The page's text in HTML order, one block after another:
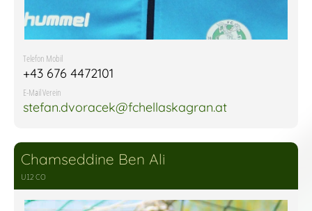
Telefon Mobil
+43 676 4472101
E-Mail Verein
stefan.dvoracek@fchellaskagran.at
Chamseddine Ben Ali
U12 CO